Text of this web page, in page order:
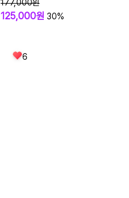
177,000원
125,000원 30%
6